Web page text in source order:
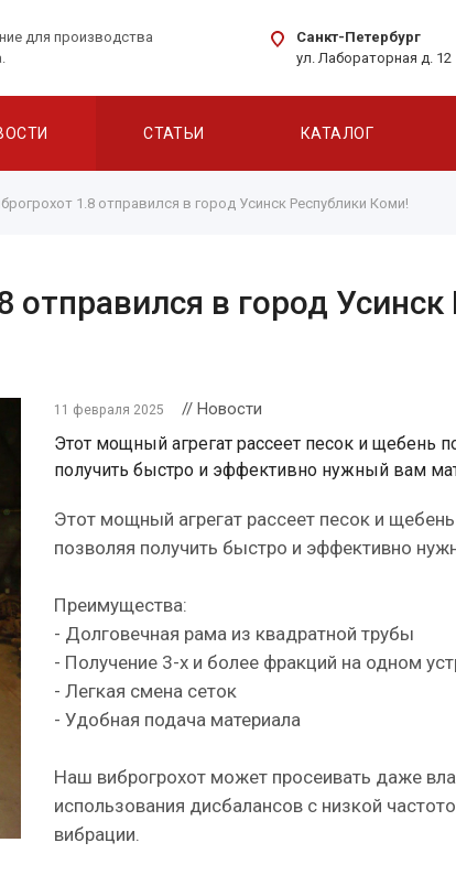
для производства
Санкт-Петербург
ул. Лабораторная д. 12
СТАТЬИ КАТАЛОГ
1.8 отправился в город Усинск Республики Коми!
отправился в город
11 февраля 2025 // Новости
Этот мощный агрегат рассеет песок и щебень
получить быстро и эффективно нужный вам
Этот мощный агрегат рассеет песок и
позволяя получить быстро и эффективно
Преимущества:
- Долговечная рама из квадратной трубы
- Получение 3-х и более фракций на одном
- Легкая смена сеток
- Удобная подача материала
Наш виброгрохот может просеивать даже
использования дисбалансов с низкой
вибрации.